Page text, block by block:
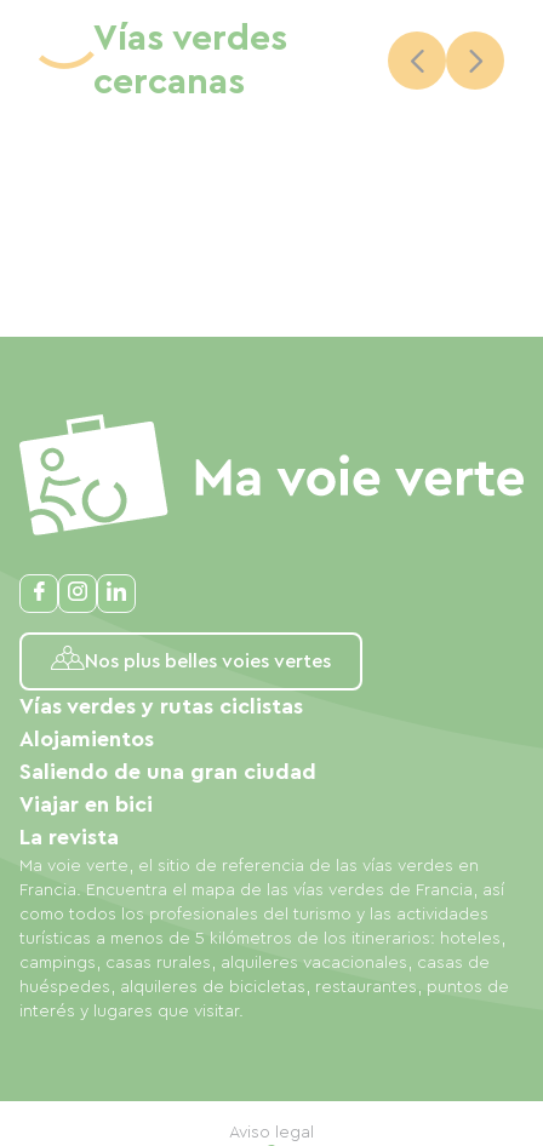
Vías verdes
cercanas
Nos plus belles voies vertes
Ma voie verte, el sitio de referencia de las vías verdes en
Francia. Encuentra el mapa de las vías verdes de Francia, así
como todos los profesionales del turismo y las actividades
turísticas a menos de 5 kilómetros de los itinerarios: hoteles,
campings, casas rurales, alquileres vacacionales, casas de
huéspedes, alquileres de bicicletas, restaurantes, puntos de
interés y lugares que visitar.
Vías verdes y rutas ciclistas
Alojamientos
Saliendo de una gran ciudad
Viajar en bici
La revista
Aviso legal